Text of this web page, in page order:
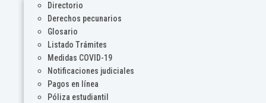
Directorio
Derechos pecunarios
Glosario
Listado Trámites
Medidas COVID-19
Notificaciones judiciales
Pagos en línea
Póliza estudiantil